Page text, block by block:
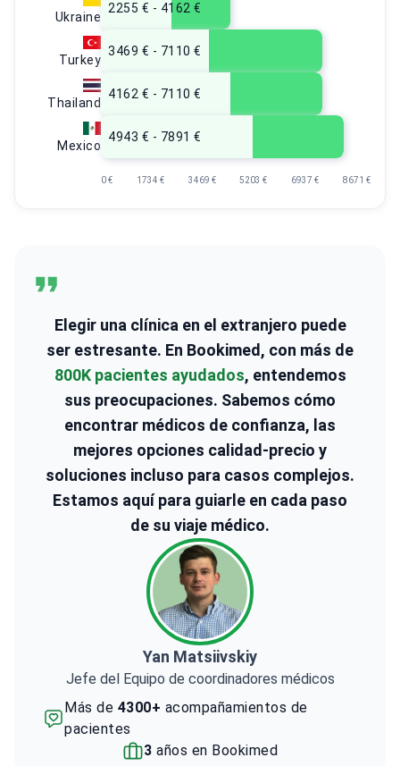
Ukraine
Turkey
Thailand
Mexico
2255 € - 4162 €
3469 € - 7110 €
4162 € - 7110 €
4943 € - 7891 €
0 € 1734 € 3469 € 5203 € 6937 € 8671 €
Elegir una clínica en el extranjero puede
ser estresante. En Bookimed, con más de
800K pacientes ayudados, entendemos
sus preocupaciones. Sabemos cómo
encontrar médicos de confianza, las
mejores opciones calidad-precio y
soluciones incluso para casos complejos.
Estamos aquí para guiarle en cada paso
de su viaje médico.
Yan Matsiivskiy
Jefe del Equipo de coordinadores médicos
Más de 4300+ acompañamientos de
pacientes
3 años en Bookimed